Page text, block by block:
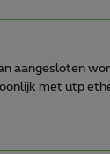
aangesloten
met utp